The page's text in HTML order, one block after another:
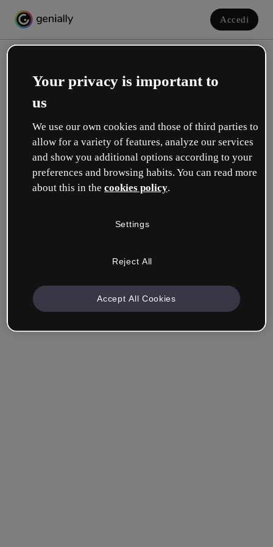
Accedi
Crea il tuo account gratuito!
Quale opzione ti descrive meglio?
Azienda e Professionisti
un altro settore.
Your privacy is important to
us
We use our own cookies and those of third parties to
allow for a variety of features, analyze our services
and show you additional options according to your
preferences and browsing habits. You can read more
about this in the cookies policy.
Settings
Reject All
Accept All Cookies